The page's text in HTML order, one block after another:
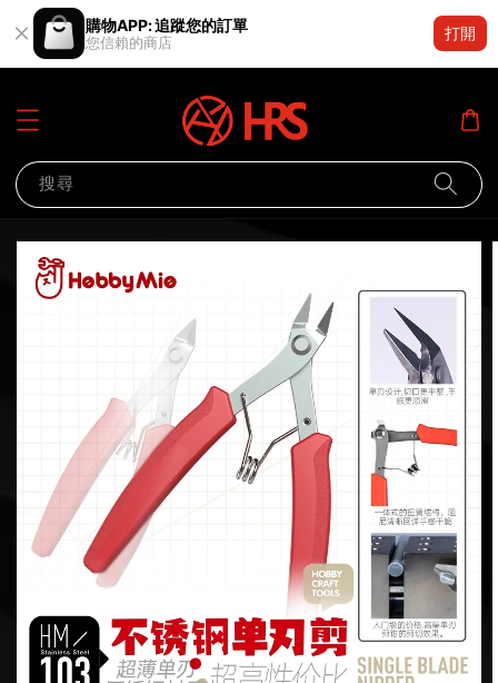
購物APP: 追蹤您的訂單
您信賴的商店
打開
搜尋